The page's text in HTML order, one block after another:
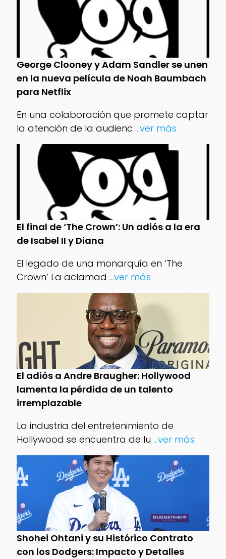
George Clooney y Adam Sandler se unen
en la nueva película de Noah Baumbach
para Netflix
En una colaboración que promete captar
la atención de la audienc ...ver más
El final de ‘The Crown’: Un adiós a la era
de Isabel II y Diana
El legado de una monarquía en ‘The
Crown’ La aclamad ...ver más
El adiós a Andre Braugher: Hollywood
lamenta la pérdida de un talento
irremplazable
La industria del entretenimiento de
Hollywood se encuentra de lu ...ver más
Shohei Ohtani y su Histórico Contrato
con los Dodgers: Impacto y Detalles